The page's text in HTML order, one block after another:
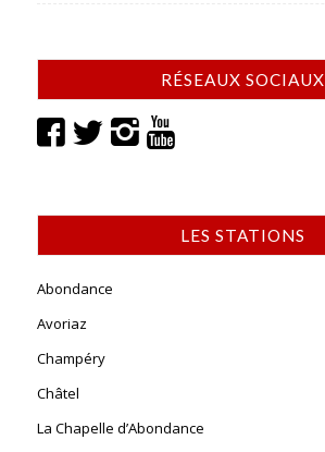
RÉSEAUX SOCIAUX
LES STATIONS
Abondance
Avoriaz
Champéry
Châtel
La Chapelle d’Abondance